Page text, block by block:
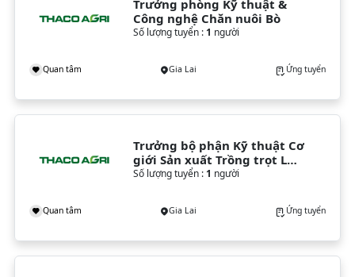
Trưởng phòng Kỹ thuật &
Công nghệ Chăn nuôi Bò
Số lượng tuyển : 1 người
Quan tâm Gia Lai Ứng tuyển
Trưởng bộ phận Kỹ thuật Cơ
giới Sản xuất Trồng trọt Lúa
& Cây lương thực
Số lượng tuyển : 1 người
Quan tâm Gia Lai Ứng tuyển